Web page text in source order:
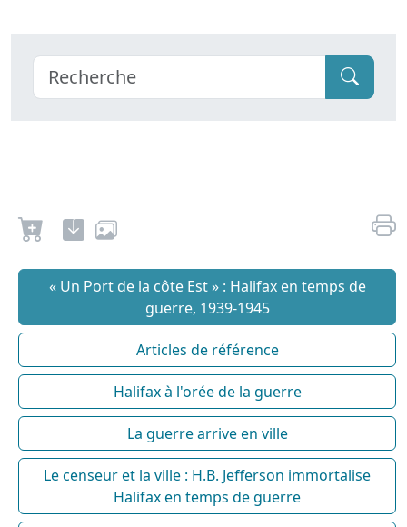
« Un Port de la côte Est » : Halifax en temps de
guerre, 1939-1945
Articles de référence
Halifax à l'orée de la guerre
La guerre arrive en ville
Le censeur et la ville : H.B. Jefferson immortalise
Halifax en temps de guerre